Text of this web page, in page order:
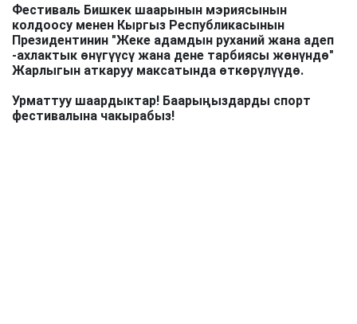
Фестиваль Бишкек шаарынын мэриясынын
колдоосу менен Кыргыз Республикасынын
Президентинин "Жеке адамдын руханий жана адеп
-ахлактык өнүгүүсү жана дене тарбиясы жөнүндө"
Жарлыгын аткаруу максатында өткөрүлүүдө.
Урматтуу шаардыктар! Баарыңыздарды спорт
фестивалына чакырабыз!